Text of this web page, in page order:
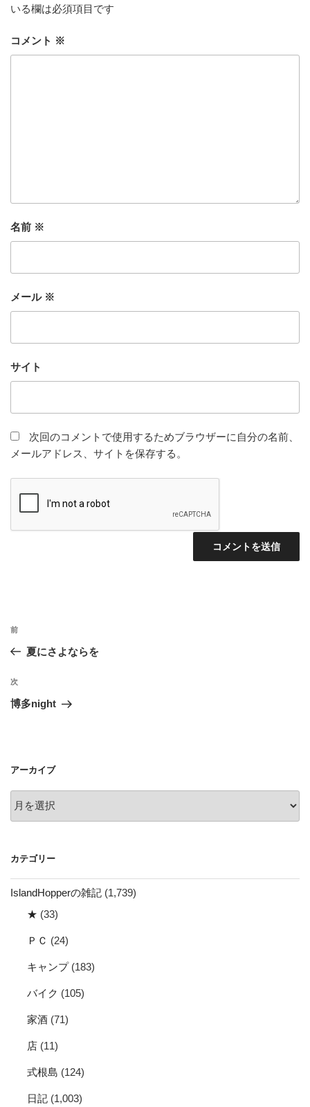
いる欄は必須項目です
コメント ※
名前 ※
メール ※
サイト
次回のコメントで使用するためブラウザーに自分の名前、
メールアドレス、サイトを保存する。
投
ビ
ゲ
ン
前
の
稿
前
夏にさよならを
次
の
次
博多night
アーカイブ
ー
ブ
カテゴリー
IslandHopperの雑記 (1,739)
★ (33)
ＰＣ (24)
キャンプ(183)
バイク (105)
家酒 (71)
店 (11)
式根島 (124)
日記 (1,003)